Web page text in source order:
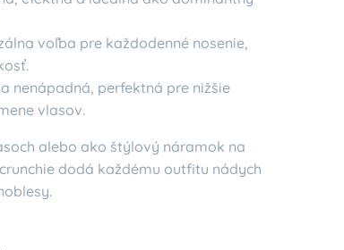
voľba pre každodenné nosenie,
nenápadná, perfektná pre nižšie
vlasov.
alebo ako štýlový náramok na
dodá každému outfitu nádych